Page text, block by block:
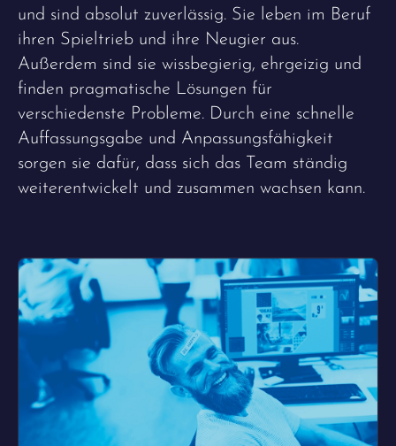
und sind absolut zuverlässig. Sie leben im Beruf
ihren Spieltrieb und ihre Neugier aus.
Außerdem sind sie wissbegierig, ehrgeizig und
finden pragmatische Lösungen für
verschiedenste Probleme. Durch eine schnelle
Auffassungsgabe und Anpassungsfähigkeit
sorgen sie dafür, dass sich das Team ständig
weiterentwickelt und zusammen wachsen kann.